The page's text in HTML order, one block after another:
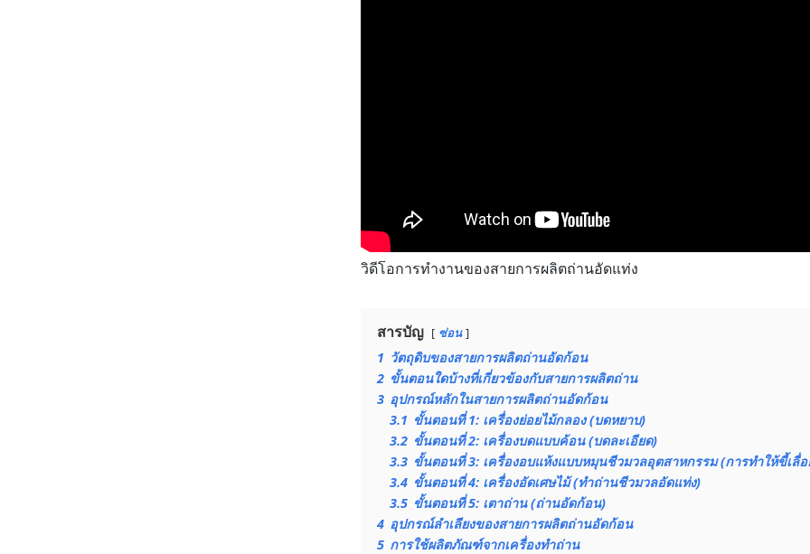
วิดีโอการทำงานของสายการผลิตถ่านอัดแท่ง
สารบัญ ซ่อน
1 วัตถุดิบของสายการผลิตถ่านอัดก้อน
2 ขั้นตอนใดบ้างที่เกี่ยวข้องกับสายการผลิตถ่าน
3 อุปกรณ์หลักในสายการผลิตถ่านอัดก้อน
3.1 ขั้นตอนที่ 1: เครื่องย่อยไม้กลอง (บดหยาบ)
3.2 ขั้นตอนที่ 2: เครื่องบดแบบค้อน (บดละเอียด)
3.3 ขั้นตอนที่ 3: เครื่องอบแห้งแบบหมุนชีวมวลอุตสาหกรรม (การทำให้ขี้เลื่อ
3.4 ขั้นตอนที่ 4: เครื่องอัดเศษไม้ (ทำถ่านชีวมวลอัดแท่ง)
3.5 ขั้นตอนที่ 5: เตาถ่าน (ถ่านอัดก้อน)
4 อุปกรณ์ลำเลียงของสายการผลิตถ่านอัดก้อน
5 การใช้ผลิตภัณฑ์จากเครื่องทำถ่าน